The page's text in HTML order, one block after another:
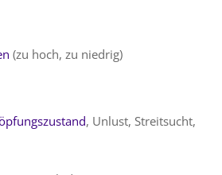
(zu hoch, zu niedrig)
, Unlust, Streitsucht,